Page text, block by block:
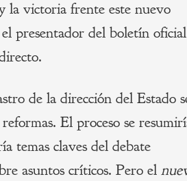
la victoria frente este nuevo
presentador del boletín oficial
de la dirección del Estado
El proceso se
temas claves del debate
asuntos críticos. Pero el